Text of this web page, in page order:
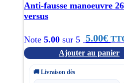
Anti-fausse manoeuvre
versus
Note 5.00 sur 5 5.00€
Ajouter au panier
🚚 Livraison dès